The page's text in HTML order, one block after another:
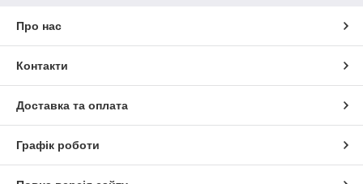
Про нас
Контакти
Доставка та оплата
Графік роботи